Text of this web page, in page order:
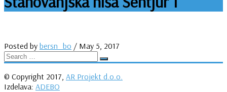
Posted by bersn_bo / May 5, 2017
© Copyright 2017, AR Projekt d.o.o.
Izdelava: ADEBO